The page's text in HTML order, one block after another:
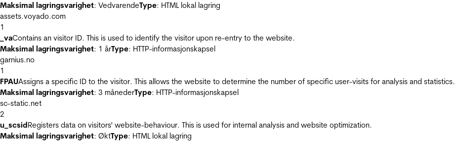
Maksimal lagringsvarighet: VedvarendeType: HTML lokal lagring
assets.voyado.com
1
_vaContains an visitor ID. This is used to identify the visitor upon re-entry to the website.
Maksimal lagringsvarighet: 1 årType: HTTP-informasjonskapsel
garnius.no
1
FPAUAssigns a specific ID to the visitor. This allows the website to determine the number of specific user-visits for analysis and statistics.
Maksimal lagringsvarighet: 3 månederType: HTTP-informasjonskapsel
sc-static.net
2
u_scsidRegisters data on visitors' website-behaviour. This is used for internal analysis and website optimization.
Maksimal lagringsvarighet: ØktType: HTML lokal lagring